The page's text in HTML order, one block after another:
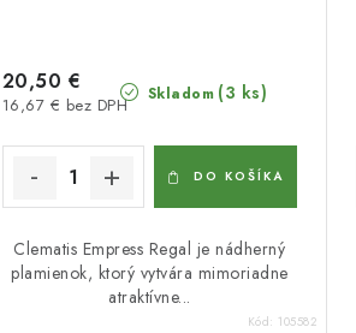
Skladom (3 ks)
16,67 € bez DPH
20,50 €
DO KOŠÍKA
Clematis Empress Regal je nádherný
plamienok, ktorý vytvára mimoriadne
atraktívne...
Kód: 105582